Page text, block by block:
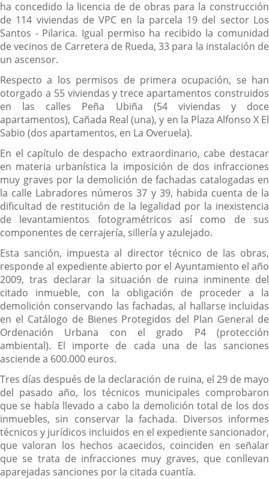
ha concedido la licencia de de obras para la construcción
de 114 viviendas de VPC en la parcela 19 del sector Los
Santos - Pilarica. Igual permiso ha recibido la comunidad
de vecinos de Carretera de Rueda, 33 para la instalación de
un ascensor.
Respecto a los permisos de primera ocupación, se han
otorgado a 55 viviendas y trece apartamentos construidos
en las calles Peña Ubiña (54 viviendas y doce
apartamentos), Cañada Real (una), y en la Plaza Alfonso X El
Sabio (dos apartamentos, en La Overuela).
En el capítulo de despacho extraordinario, cabe destacar
en materia urbanística la imposición de dos infracciones
muy graves por la demolición de fachadas catalogadas en
la calle Labradores números 37 y 39, habida cuenta de la
dificultad de restitución de la legalidad por la inexistencia
de levantamientos fotogramétricos así como de sus
componentes de cerrajería, sillería y azulejado.
Esta sanción, impuesta al director técnico de las obras,
responde al expediente abierto por el Ayuntamiento el año
2009, tras declarar la situación de ruina inminente del
citado inmueble, con la obligación de proceder a la
demolición conservando las fachadas, al hallarse incluidas
en el Catálogo de Bienes Protegidos del Plan General de
Ordenación Urbana con el grado P4 (protección
ambiental). El importe de cada una de las sanciones
asciende a 600.000 euros.
Tres días después de la declaración de ruina, el 29 de mayo
del pasado año, los técnicos municipales comprobaron
que se había llevado a cabo la demolición total de los dos
inmuebles, sin conservar la fachada. Diversos informes
técnicos y jurídicos incluidos en el expediente sancionador,
que valoran los hechos acaecidos, coinciden en señalar
que se trata de infracciones muy graves, que conllevan
aparejadas sanciones por la citada cuantía.